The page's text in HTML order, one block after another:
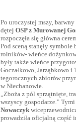
Po uroczystej mszy,
dętej OSP z Murowanej
rozpoczęła się główna
Pod sceną stanęły
rolników- wieńce
były także wieńce
Goczałkowo, Jarząbkowo i
tegorocznych zbiorów
w Niechanowie.
„Zboża z pól sprzątnięte,
wszyscy gospodarze.”
Nowaczyk
prowadziła oficjalną część